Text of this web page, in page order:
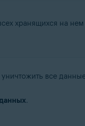
хранящихся на
все
.